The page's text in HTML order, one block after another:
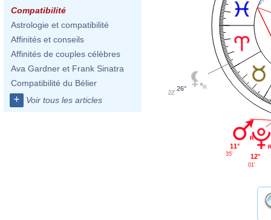
Compatibilité
Astrologie et compatibilité
Affinités et conseils
Affinités de couples célèbres
Ava Gardner et Frank Sinatra
Compatibilité du Bélier
+ Voir tous les articles
26°
22'
11°
35' 12°
01'